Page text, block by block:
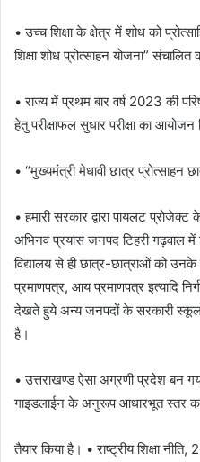
• उच्च शिक्षा के क्षेत्र में शोध को
शिक्षा शोध प्रोत्साहन योजना” संचालित
• राज्य में प्रथम बार वर्ष 2023 की
हेतु परीक्षाफल सुधार परीक्षा का आयोजन
• “मुख्यमंत्री मेधावी छात्र प्रोत्साहन
• हमारी सरकार द्वारा पायलट
अभिनव प्रयास जनपद टिहरी गढ़वाल
विद्यालय से ही छात्र-छात्राओं को उनके
प्रमाणपत्र, आय प्रमाणपत्र इत्यादि
देखते हुये अन्य जनपदों के सरकारी स्कूलों
है।
• उत्तराखण्ड ऐसा अग्रणी प्रदेश बन
गाइडलाईन के अनुरूप आधारभूत स्तर
तैयार किया है। • राष्ट्रीय शिक्षा